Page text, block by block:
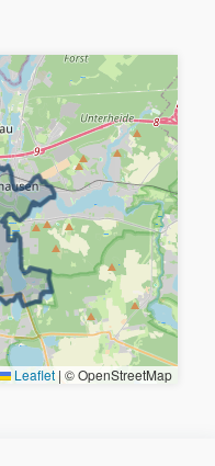
Leaflet | © OpenStreetMap